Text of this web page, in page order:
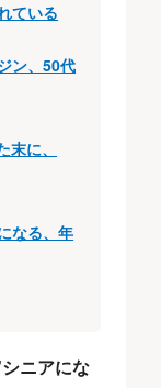
ている
ン、50代
に、
なる、年
ニアにな